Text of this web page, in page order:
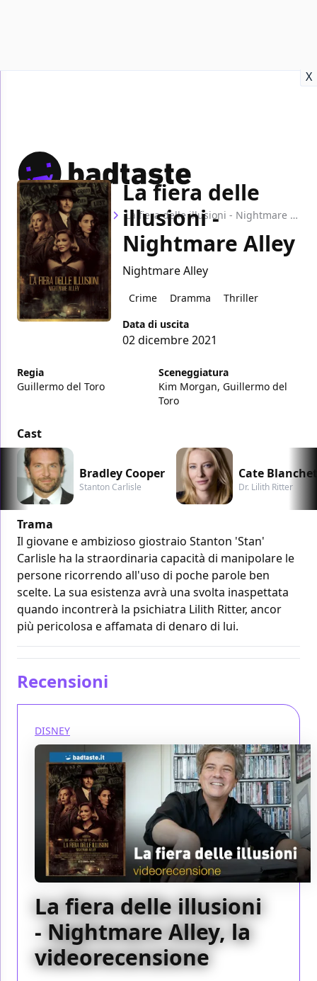
X
Home Film La fiera delle illusioni - Nightmare Alley
La fiera delle
illusioni -
Nightmare Alley
Nightmare Alley
Crime Dramma
Thriller
Data di uscita
02 dicembre 2021
Regia
Guillermo del Toro
Sceneggiatura
Kim Morgan, Guillermo del
Toro
Cast
Bradley Cooper
Stanton Carlisle
Cate
Dr. Lilith Ritter
Trama
Il giovane e ambizioso giostraio Stanton 'Stan'
Carlisle ha la straordinaria capacità di manipolare le
persone ricorrendo all'uso di poche parole ben
scelte. La sua esistenza avrà una svolta inaspettata
quando incontrerà la psichiatra Lilith Ritter, ancor
più pericolosa e affamata di denaro di lui.
Recensioni
DISNEY
La fiera delle illusioni
- Nightmare Alley, la
videorecensione